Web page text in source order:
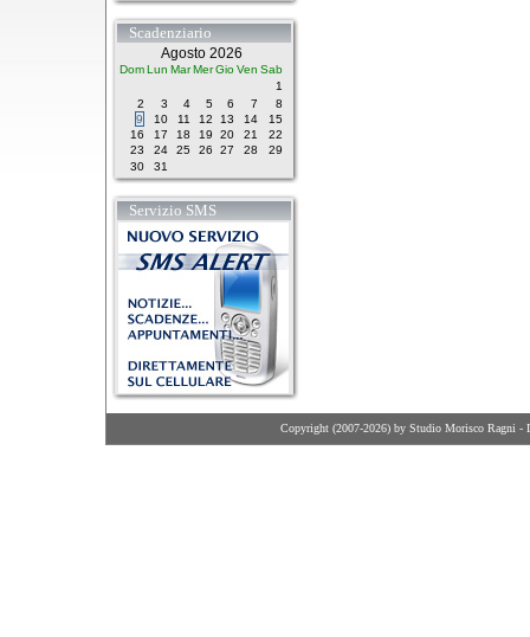
Scadenziario
Agosto 2026
DomLun MarMerGioVen Sab
1
2
3 4 5 6 7
8
9
10 11 12 13 14
15
16
17 18 19 20 21
22
23
24 25 26 27 28
29
30
31
Servizio SMS
Copyright (2007-2026) by Studio Morisco Ragni